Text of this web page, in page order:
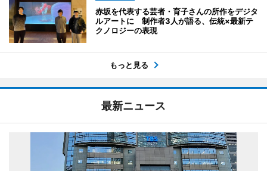
赤坂を代表する芸者・育子さんの所作をデジタ
ルアートに 制作者3人が語る、伝統×最新テ
クノロジーの表現
もっと見る
最新ニュース